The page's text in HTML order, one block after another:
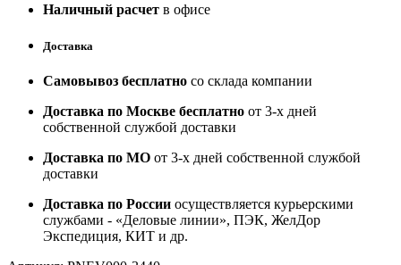
Наличный расчет в офисе
Доставка
Самовывоз бесплатно со склада компании
Доставка по Москве бесплатно от 3-х дней
собственной службой доставки
Доставка по МО от 3-х дней собственной службой
доставки
Доставка по России осуществляется курьерскими
службами - «Деловые линии», ПЭК, ЖелДор
Экспедиция, КИТ и др.